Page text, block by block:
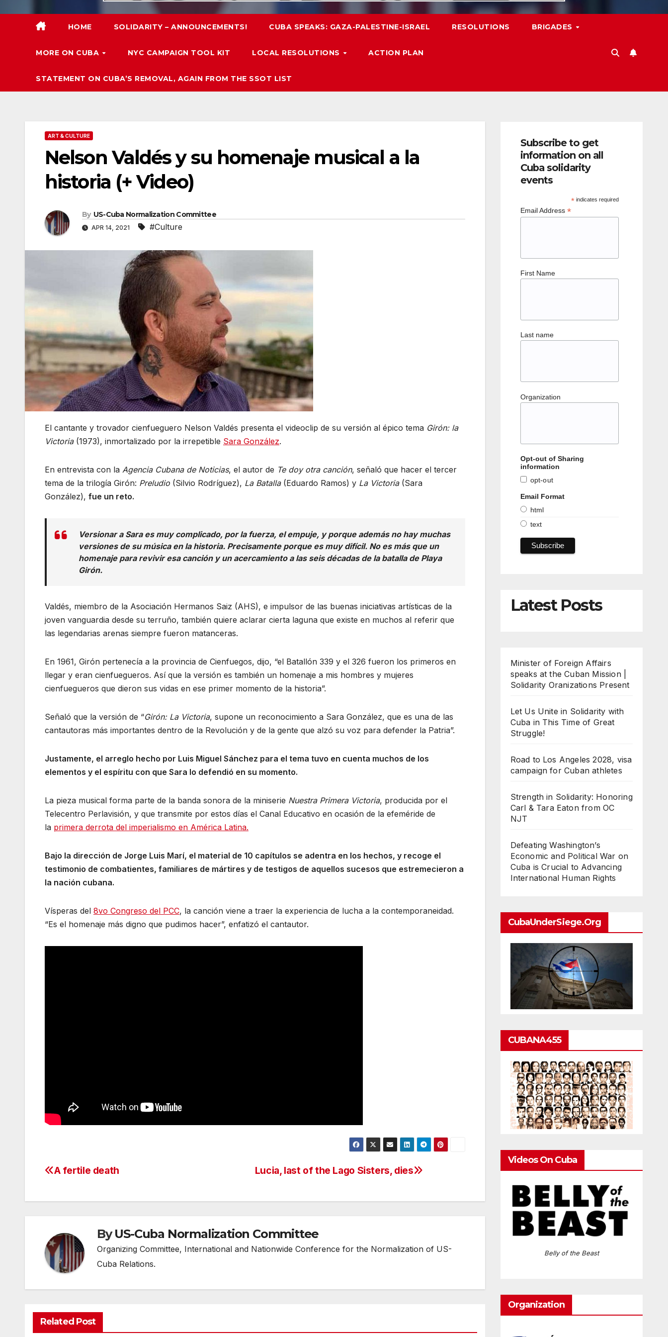
HOME SOLIDARITY – ANNOUNCEMENTS! CUBA SPEAKS: GAZA-PALESTINE-ISRAEL RESOLUTIONS BRIGADES
MORE ON CUBA NYC CAMPAIGN TOOL KIT LOCAL RESOLUTIONS ACTION PLAN
STATEMENT ON CUBA’S REMOVAL, AGAIN FROM THE SSOT LIST
ART & CULTURE
Nelson Valdés y su homenaje musical a la
historia (+ Video)
By US-Cuba Normalization Committee
APR 14, 2021 #Culture
El cantante y trovador cienfueguero Nelson Valdés presenta el videoclip de su versión al épico tema Girón: la
Victoria(1973), inmortalizado por la irrepetible Sara González.
En entrevista con la Agencia Cubana de Noticias, el autor de Te doy otra canción, señaló que hacer el tercer
tema de la trilogía Girón: Preludio (Silvio Rodríguez), La Batalla(Eduardo Ramos) y La Victoria(Sara
González), fue un reto.
Versionar a Sara es muy complicado, por la fuerza, el empuje, y porque además no hay muchas
versiones de su música en la historia. Precisamente porque es muy difícil. No es más que un
homenaje para revivir esa canción y un acercamiento a las seis décadas de la batalla de Playa
Girón.
Valdés, miembro de la Asociación Hermanos Saiz (AHS), e impulsor de las buenas iniciativas artísticas de la
joven vanguardia desde su terruño, también quiere aclarar cierta laguna que existe en muchos al referir que
las legendarias arenas siempre fueron matanceras.
En 1961, Girón pertenecía a la provincia de Cienfuegos, dijo, “el Batallón 339 y el 326 fueron los primeros en
llegar y eran cienfuegueros. Así que la versión es también un homenaje a mis hombres y mujeres
cienfuegueros que dieron sus vidas en ese primer momento de la historia”.
Señaló que la versión de “Girón: La Victoria, supone un reconocimiento a Sara González, que es una de las
cantautoras más importantes dentro de la Revolución y de la gente que alzó su voz para defender la Patria”.
Justamente, el arreglo hecho por Luis Miguel Sánchez para el tema tuvo en cuenta muchos de los
elementos y el espíritu con que Sara lo defendió en su momento.
La pieza musical forma parte de la banda sonora de la miniserie Nuestra Primera Victoria, producida por el
Telecentro Perlavisión, y que transmite por estos días el Canal Educativo en ocasión de la efeméride de
la primera derrota del imperialismo en América Latina.
Bajo la dirección de Jorge Luis Marí, el material de 10 capítulos se adentra en los hechos, y recoge el
testimonio de combatientes, familiares de mártires y de testigos de aquellos sucesos que estremecieron a
la nación cubana.
Vísperas del 8vo Congreso del PCC, la canción viene a traer la experiencia de lucha a la contemporaneidad.
“Es el homenaje más digno que pudimos hacer”, enfatizó el cantautor.
Post
Lucia, last of the Lago Sisters, dies
A fertile death
ByUS-Cuba Normalization Committee
Organizing Committee, International and Nationwide Conference for the Normalization of US-
Cuba Relations.
Related Post
Subscribe to get
information on all
Cuba solidarity
events
*indicates required
Email Address *
First Name
Last name
Organization
Opt-out of Sharing
information
opt-out
Email Format
html
text
Latest Posts
Minister of Foreign Affairs
speaks at the Cuban Mission |
Solidarity Oranizations Present
Let Us Unite in Solidarity with
Cuba in This Time of Great
Struggle!
Road to Los Angeles 2028, visa
campaign for Cuban athletes
Strength in Solidarity: Honoring
Carl & Tara Eaton from OC
NJT
Defeating Washington’s
Economic and Political War on
Cuba is Crucial to Advancing
International Human Rights
CubaUnderSiege.org
CUBANA455
Videos On Cuba
Belly of the Beast
Organization